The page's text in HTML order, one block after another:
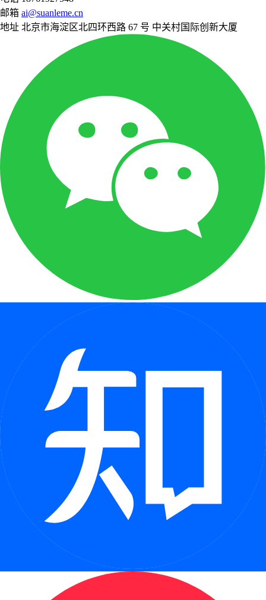
邮箱 ai@suanleme.cn
地址 北京市海淀区北四环西路 67 号 中关村国际创新大厦